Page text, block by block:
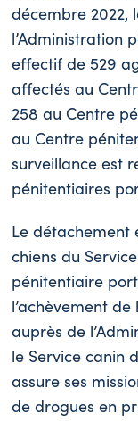
décembre 2022,
l’Administration
effectif de 529
affectés au
258 au Centre
au Centre
surveillance est
pénitentiaires
Le détachement
chiens du
pénitentiaire
l’achèvement
auprès de
le Service canin
assure ses
de drogues en